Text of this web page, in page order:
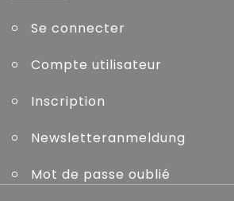
Se connecter
Compte utilisateur
Inscription
Newsletteranmeldung
Mot de passe oublié